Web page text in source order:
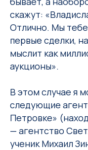
скажут:
Отлично. Мы
первые сделки,
мыслит как
аукционы».
В этом случае я
следующие
Петровке»
— агентство
ученик Михаил